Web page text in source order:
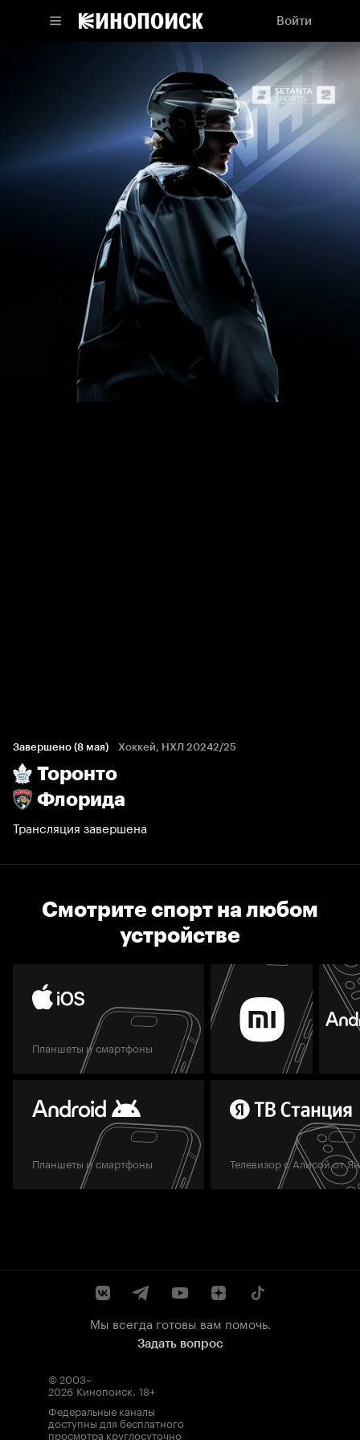
Войти
Завершено (8 мая) Хоккей, НХЛ 20242/25
Торонто
Флорида
Трансляция завершена
Смотрите спорт на любом
устройстве
Планшеты и смартфоны
Планшеты и смартфоны Телевизор с Алисой от
Мы всегда готовы вам помочь.
Задать вопрос
© 2003–
2026 Кинопоиск. 18+
Федеральные каналы
доступны для бесплатного
просмотра круглосуточно